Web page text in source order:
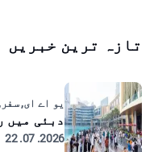
تازہ ترین خبریں
یو اے ای,
دبئی میں
2026. 07. 22